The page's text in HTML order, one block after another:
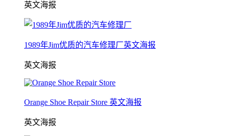
英文海报
1989年Jim优质的汽车修理厂英文海报
英文海报
Orange Shoe Repair Store 英文海报
英文海报